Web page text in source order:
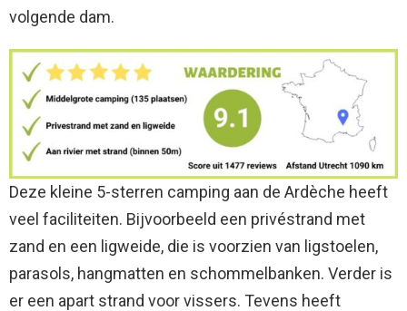
volgende dam.
Deze kleine 5-sterren camping aan de Ardèche heeft
veel faciliteiten. Bijvoorbeeld een privéstrand met
zand en een ligweide, die is voorzien van ligstoelen,
parasols, hangmatten en schommelbanken. Verder is
er een apart strand voor vissers. Tevens heeft